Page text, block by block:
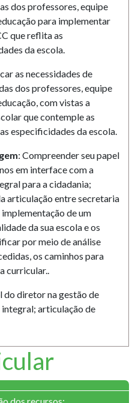
dos professores, equipe
para implementar
que reflita as
da escola.
as necessidades de
dos professores, equipe
com vistas a
que contemple as
especificidades da escola.
: Compreender seu papel
em interface com a
para a cidadania;
articulação entre secretaria
de um
da sua escola e os
por meio de análise
os caminhos para
curricular..
do diretor na gestão de
integral; articulação de